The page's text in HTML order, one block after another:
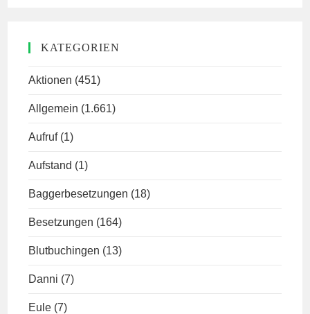
KATEGORIEN
Aktionen (451)
Allgemein (1.661)
Aufruf (1)
Aufstand (1)
Baggerbesetzungen (18)
Besetzungen (164)
Blutbuchingen (13)
Danni (7)
Eule (7)